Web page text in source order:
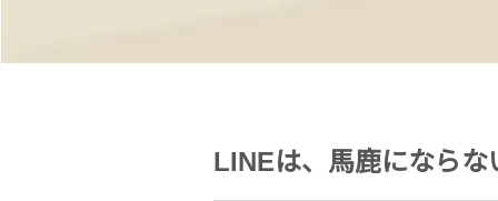
LINEは、馬鹿にならな